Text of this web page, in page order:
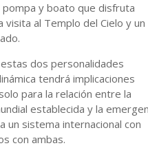
pompa y boato que disfruta
visita al Templo del Cielo y un
dos personalidades
tendrá implicaciones
para la relación entre la
establecida y la
un sistema internacional con
con ambas.